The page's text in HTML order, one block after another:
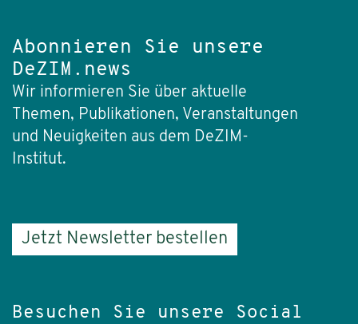
Abonnieren Sie unsere
DeZIM.news
Wir informieren Sie über aktuelle
Themen, Publikationen, Veranstaltungen
und Neuigkeiten aus dem DeZIM-
Institut.
Jetzt Newsletter bestellen
Besuchen Sie unsere Social